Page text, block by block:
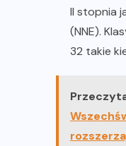
II stopnia
(NNE).
32 takie